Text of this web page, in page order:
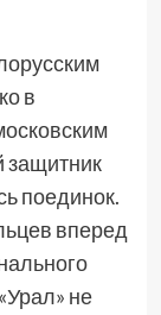
в
защитник
поединок.
вперед
не